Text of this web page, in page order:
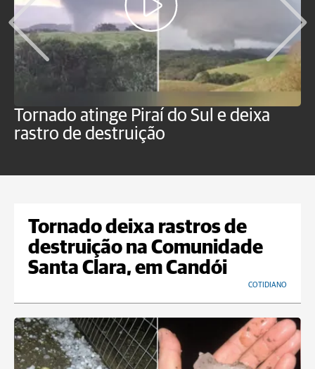
Tornado atinge Piraí do Sul e deixa
rastro de destruição
Tornado deixa rastros de
destruição na Comunidade
Santa Clara, em Candói
COTIDIANO